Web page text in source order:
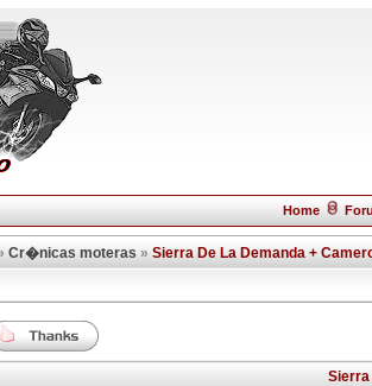
Home
Cr�nicas moteras » Sierra De La Demanda +
Sierra